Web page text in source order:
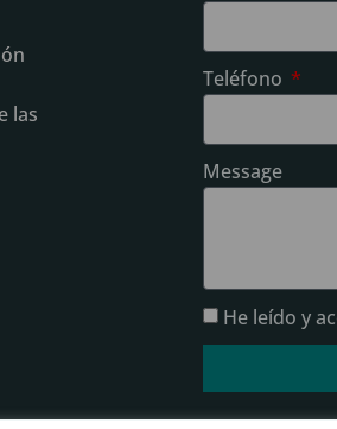
las
Teléfono
Message
He leído y